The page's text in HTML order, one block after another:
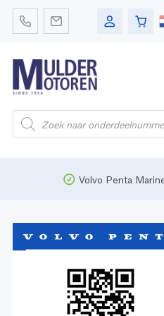
Onderdelen
Bedrijfsvaart
Volvo Penta